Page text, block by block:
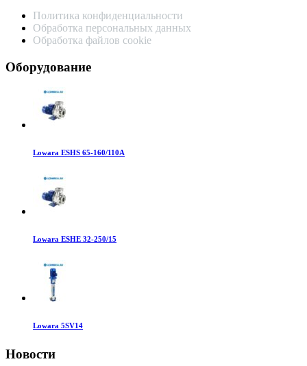
Политика конфиденциальности
Обработка персональных данных
Обработка файлов cookie
Оборудование
Lowara ESHS 65-160/110A
Lowara ESHE 32-250/15
Lowara 5SV14
Новости